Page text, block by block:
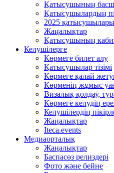
Қатысушының
Қатысушылардың
2025
Жаңалықтар
Қатысушының
Келушілерге
Көрмеге билет алу
Қатысушылар тізімі
Көрмеге қалай
Көрменің жұмыс
Визалық қолдау,
Көрмеге келудің
Келушілердің
Жаңалықтар
Iteca.events
Медиаорталық
Жаңалықтар
Баспасөз релиздері
Фото және бейне